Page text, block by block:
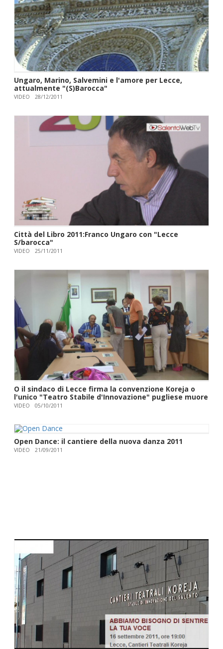
Ungaro, Marino, Salvemini e l'amore per Lecce,
attualmente "(S)Barocca"
VIDEO 28/12/2011
Città del Libro 2011:Franco Ungaro con "Lecce
S/barocca"
VIDEO 25/11/2011
O il sindaco di Lecce firma la convenzione Koreja o
l'unico "Teatro Stabile d'Innovazione" pugliese muore
VIDEO 05/10/2011
Open Dance: il cantiere della nuova danza 2011
VIDEO 21/09/2011